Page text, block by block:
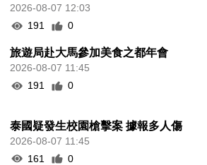
2026-08-07 12:03
191
0
旅遊局赴大馬參加美食之都年會
2026-08-07 11:45
191
0
泰國疑發生校園槍擊案 據報多人傷
2026-08-07 11:45
161
0